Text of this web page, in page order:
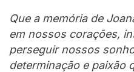
Que a memória de
em nossos corações,
perseguir nossos
determinação e paixão